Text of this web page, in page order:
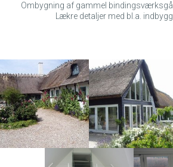
Ombygning af gammel
Lækre detaljer med bl.a.